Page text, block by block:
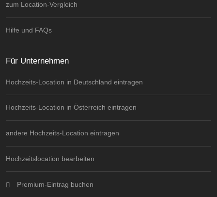
zum Location-Vergleich
Hilfe und FAQs
Für Unternehmen
Hochzeits-Location in Deutschland eintragen
Hochzeits-Location in Österreich eintragen
andere Hochzeits-Location eintragen
Hochzeitslocation bearbeiten
Premium-Eintrag buchen